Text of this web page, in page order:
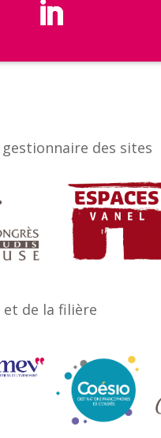
gestionnaire des sites
et de la filière